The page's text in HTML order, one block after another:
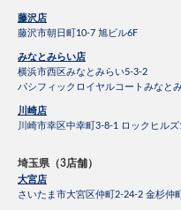
藤沢店
藤沢市朝日町10-7 旭ビル6F
みなとみらい店
横浜市西区みなとみらい5-3-2
パシフィックロイヤルコートみなと
川崎店
川崎市幸区中幸町3-8-1 ロックヒルズ
埼玉県（3店舗）
大宮店
さいたま市大宮区仲町2-24-2 金杉仲